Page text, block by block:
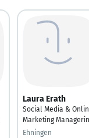
Laura Erath
Social Media &
Marketing Managerin
Ehningen